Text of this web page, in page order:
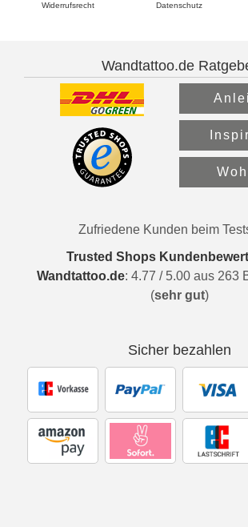
Widerrufsrecht Datenschutz
Wandtattoo.de
Zufriedene Kunden beim
Trusted Shops
Wandtattoo.de: 4.77 / 5.00 aus 263
(sehr gut)
Sicher bezahlen